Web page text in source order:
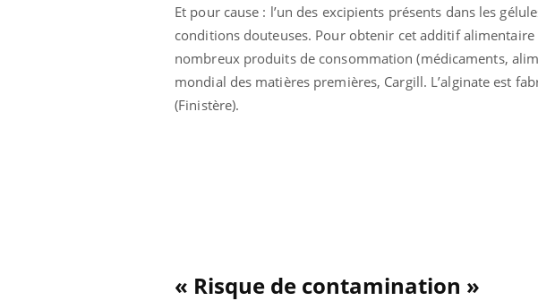
Et pour cause : l’un des excipients présents dans les
conditions douteuses. Pour obtenir cet additif alimentaire
nombreux produits de consommation (médicaments,
mondial des matières premières, Cargill. L’alginate est
(Finistère).
« Risque de contamination »